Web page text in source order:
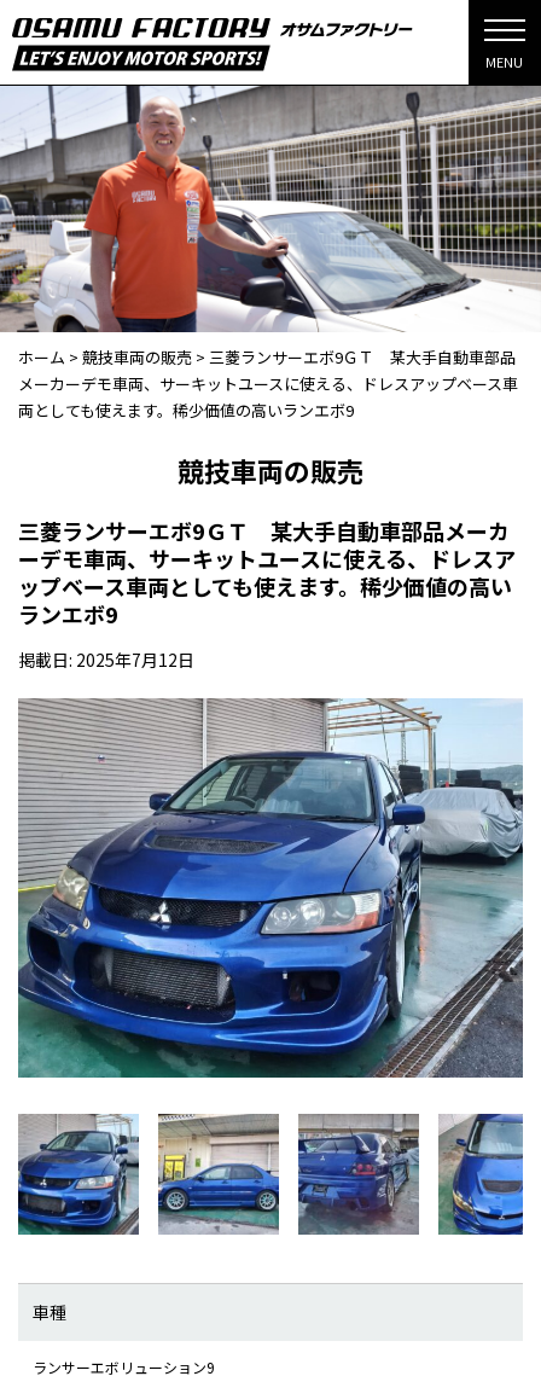
MENU
ホーム > 競技車両の販売 > 三菱ランサーエボ9ＧＴ 某大手自動車部品
メーカーデモ車両、サーキットユースに使える、ドレスアップベース車
両としても使えます。稀少価値の高いランエボ9
競技車両の販売
三菱ランサーエボ9ＧＴ 某大手自動車部品メーカ
ーデモ車両、サーキットユースに使える、ドレスア
ップベース車両としても使えます。稀少価値の高い
ランエボ9
掲載日: 2025年7月12日
車種
ランサーエボリューション9